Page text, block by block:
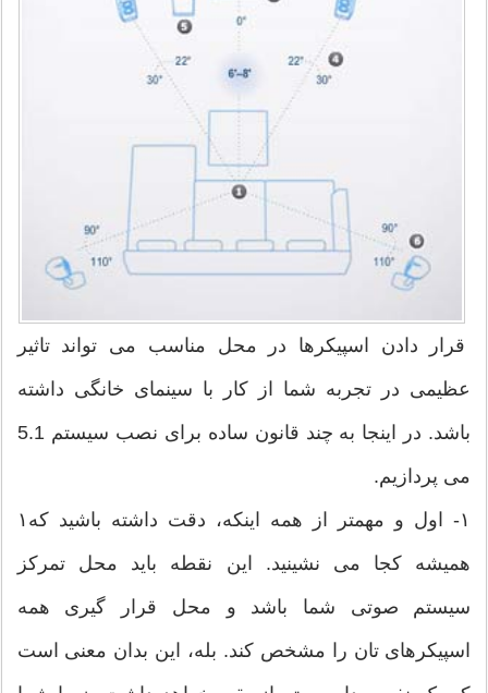
قرار دادن اسپیکرها در محل مناسب می تواند تاثیر
عظیمی در تجربه شما از کار با سینمای خانگی داشته
باشد. در اینجا به چند قانون ساده برای نصب سیستم 5‪.‬1
می پردازیم.
۱‫۱- اول و مهمتر از همه اینکه، دقت داشته باشید که
همیشه کجا می نشینید. این نقطه باید محل تمرکز
سیستم صوتی شما باشد و محل قرار گیری همه
اسپیکرهای تان را مشخص کند. بله، این بدان معنی است